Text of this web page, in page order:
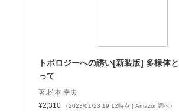
トポロジーへの誘い[新装版] 多様体
って
著:松本 幸夫
¥2,310
（2023/01/23 19:12時点 | Amazon調べ）